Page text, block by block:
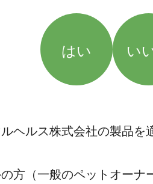
はい い
ヘルス株式会社の製品を
方（一般のペットオー